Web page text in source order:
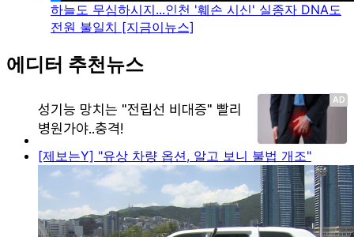
하늘도 무심하시지...인천 '훼손 시신' 실종자 DNA도
전원 불일치 [지금이뉴스]
에디터 추천뉴스
[제보는Y] "유상 차량 옵션, 알고 보니 불법 개조"